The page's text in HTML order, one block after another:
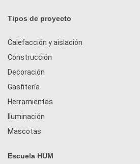
Tipos de proyecto
Calefacción y aislación
Construcción
Decoración
Gasfitería
Herramientas
Iluminación
Mascotas
Escuela HUM